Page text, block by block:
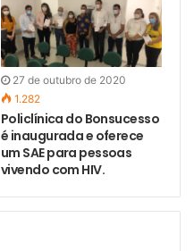
27 de outubro de 2020
1.282
Policlínica do Bonsucesso
é inaugurada e oferece
um SAE para pessoas
vivendo com HIV.